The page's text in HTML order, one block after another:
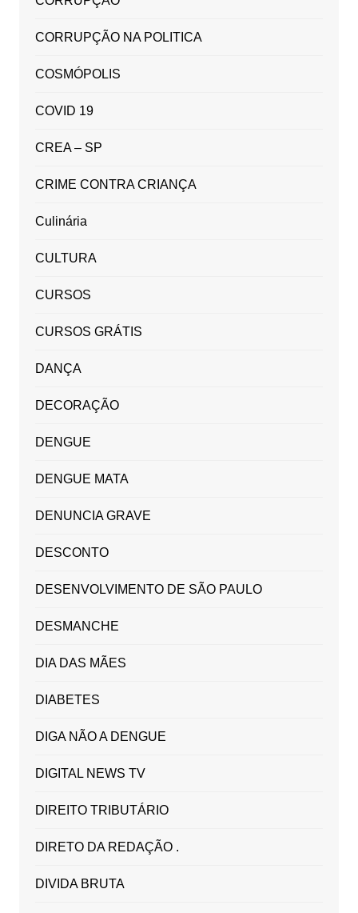
CORRUPÇÃO NA POLITICA
COSMÓPOLIS
COVID 19
CREA – SP
CRIME CONTRA CRIANÇA
Culinária
CULTURA
CURSOS
CURSOS GRÁTIS
DANÇA
DECORAÇÃO
DENGUE
DENGUE MATA
DENUNCIA GRAVE
DESCONTO
DESENVOLVIMENTO DE SÃO PAULO
DESMANCHE
DIA DAS MÃES
DIABETES
DIGA NÃO A DENGUE
DIGITAL NEWS TV
DIREITO TRIBUTÁRIO
DIRETO DA REDAÇÃO .
DIVIDA BRUTA